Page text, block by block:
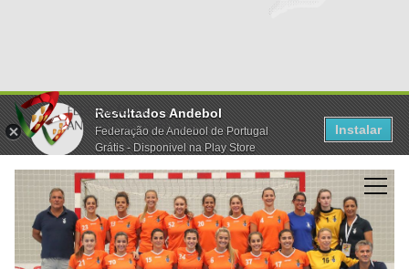
Resultados Andebol
Federação de Andebol de Portugal
Grátis - Disponivel na Play Store
Instalar